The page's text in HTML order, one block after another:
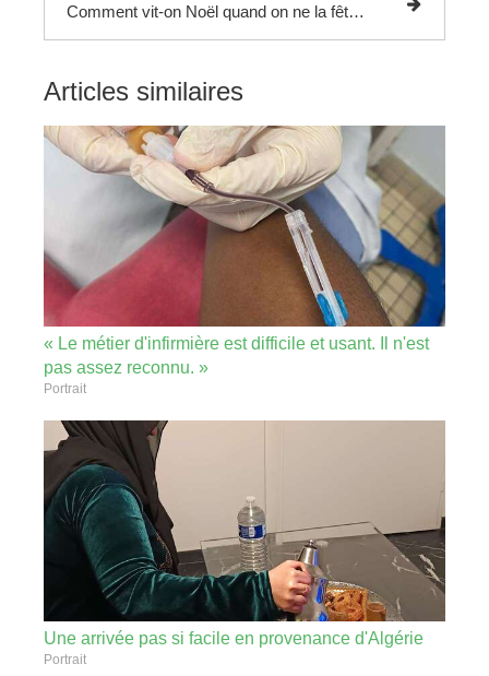
Comment vit-on Noël quand on ne la fête pas ?
Articles similaires
« Le métier d'infirmière est difficile et usant. Il n'est
pas assez reconnu. »
Portrait
Une arrivée pas si facile en provenance d'Algérie
Portrait